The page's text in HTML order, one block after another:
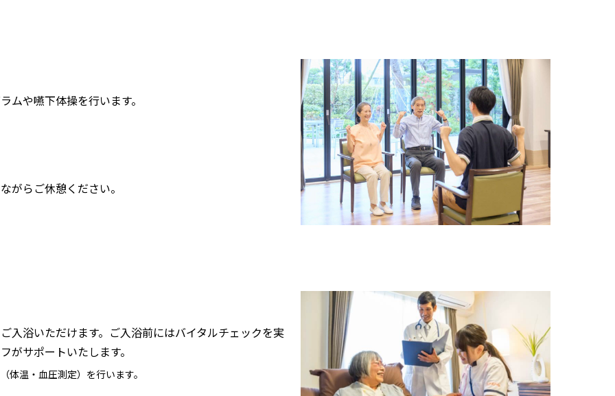
ムや嚥下体操を行います。
がらご休憩ください。
入浴いただけます。ご入浴前にはバイタルチェックを実
がサポートいたします。
温・血圧測定）を行います。